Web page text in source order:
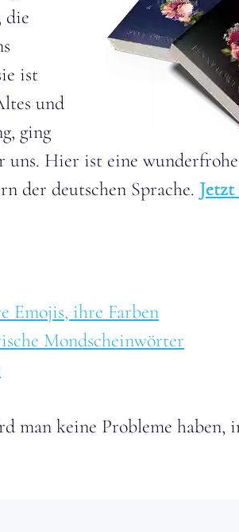
die
ist
und
ging
uns. Hier ist eine
der deutschen Sprache. Jetzt
Emojis, ihre Farben
Mondscheinwörter
man keine Probleme haben,